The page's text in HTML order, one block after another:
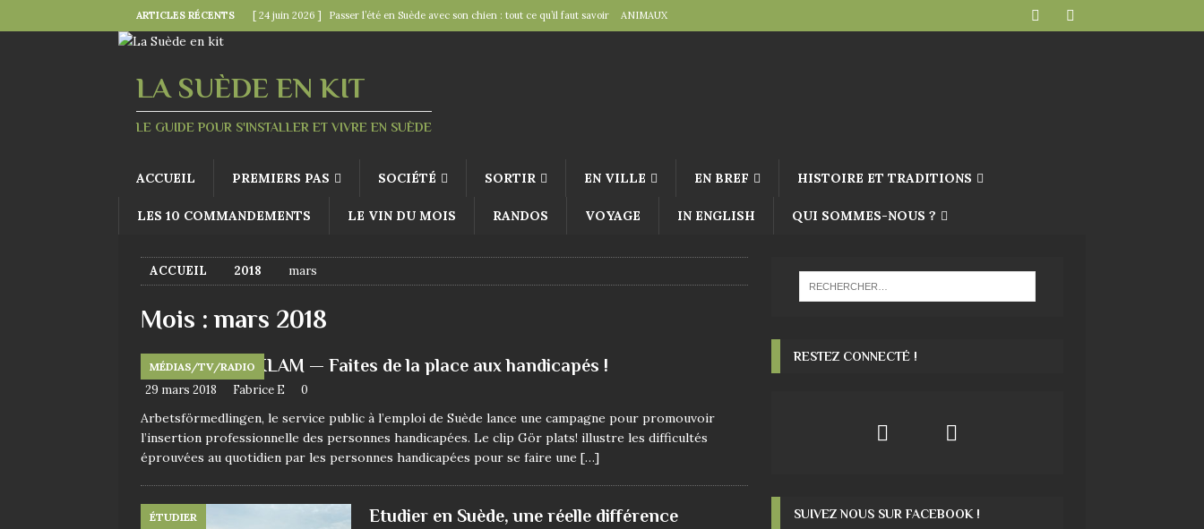
ARTICLES RÉCENTS [ 24 juin 2026 ] Passer l’été en Suède avec son chien : tout ce qu’il faut savoir ANIMAUX
[ 18 juin 2026 ] Midsommar — la fête suédoise par excellence
Le rire s’invite à table : « Venez donc dîner ce soir ! »
LA SUÈDE EN KIT
LE GUIDE POUR S'INSTALLER ET VIVRE EN SUÈDE
ACCUEIL PREMIERS PAS SOCIÉTÉ SORTIR EN VILLE EN BREF HISTOIRE ET TRADITIONS
LES 10 COMMANDEMENTS LE VIN DU MOIS RANDOS VOYAGE IN ENGLISH QUI SOMMES-NOUS ?
ACCUEIL 2018 mars
Mois :mars 2018
MÉDIAS/TV/RADIOREKLAM — Faites de la place aux handicapés !
29 mars 2018 Fabrice E 0
Arbetsförmedlingen, le service public à l’emploi de Suède lance une campagne pour promouvoir
l’insertion professionnelle des personnes handicapées. Le clip Gör plats! illustre les difficultés
éprouvées au quotidien par les personnes handicapées pour se faire une […]
ÉTUDIER Etudier en Suède, une réelle différence
RESTEZ CONNECTÉ !
SUIVEZ NOUS SUR FACEBOOK !